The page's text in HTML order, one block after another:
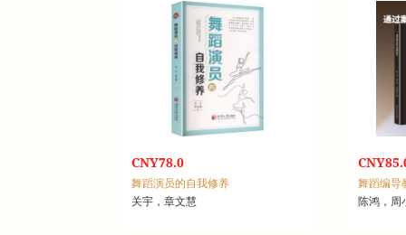
CNY78.0
舞蹈演员的自我修养
关宇，章文慧
舞蹈编导
陈鸿，周